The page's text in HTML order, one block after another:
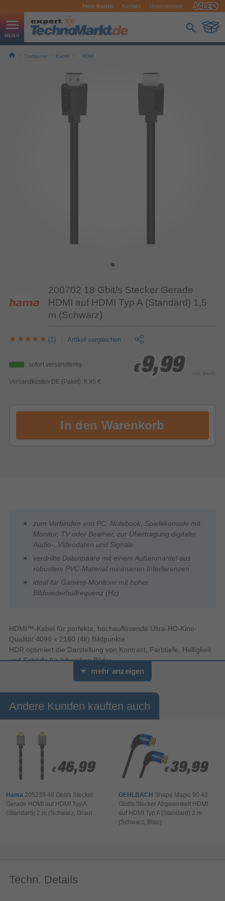
Mein Konto Kontakt Unternehmen
Computer Kabel HDMI
200702 18 Gbit/s Stecker Gerade
HDMI auf HDMI Typ A (Standard) 1,5
m (Schwarz)
(1) Artikel vergleichen
sofort versandfertig
Versandkosten DE (Paket): 6,95 €
€ 9,99
€ 9,99
€ 9,99 inkl. MwSt.
zum Verbinden von PC, Notebook, Spielekonsole mit
Monitor, TV oder Beamer, zur Übertragung digitaler
Audio-, Videodaten und Signale
verdrillte Datenpaare mit einem Außenmantel aus
robustem PVC-Material minimieren Interferenzen
ideal für Gaming-Monitore mit hoher
Bildwiederholfrequenz (Hz)
HDMI™-Kabel für perfekte, hochauflösende Ultra-HD-Kino-
Qualität 4096 x 2160 (4k) Bildpunkte
HDR optimiert die Darstellung von Kontrast, Farbtiefe, Helligkeit
und Schärfe für lebendige Bilder
ARC für eine Rückführung des Audiosignals ohne zusätzliches
Audiokabel (ODT, Cinch etc.)
HEC unterstützt Netzwerkverbindungen via HDMI™ für einen
verringerten Verkabelungsaufwand
Schlanker Stecker eignet sich besonders gut für mobile und
flache Geräte oder bei beengten Platzverhältnissen
Optimierter Knickschutz durch flexible Materialien verhindert
Kabelbruch
Hochwertige Materialien und Verarbeitung gewährleisten eine
mehr anzeigen
Andere Kunden kauften auch
€ 46,99
€ 46,99
Hama 205239 48 Gbit/s Stecker
Gerade HDMI auf HDMI Typ A
(Standard) 2 m (Schwarz, Grau)
€ 39,99
€ 39,99
OEHLBACH Shape Magic 90 48
Gbit/s Stecker Abgewinkelt HDMI
auf HDMI Typ A (Standard) 2 m
(Schwarz, Blau)
Techn. Details